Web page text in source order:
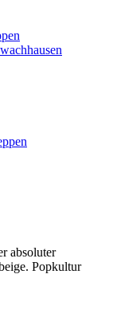
absoluter
Popkultur